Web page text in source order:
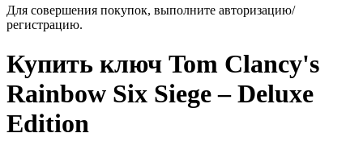
Для совершения покупок, выполните авторизацию/
регистрацию.
Купить ключ Tom Clancy's
Rainbow Six Siege – Deluxe
Edition